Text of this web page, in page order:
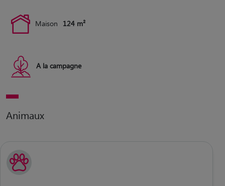
Maison 124 m²
A la campagne
Animaux